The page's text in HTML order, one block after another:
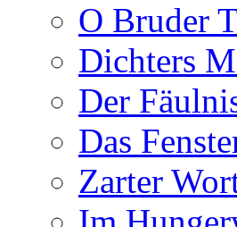
O Bruder
Dichters
Der
Das
Zarter